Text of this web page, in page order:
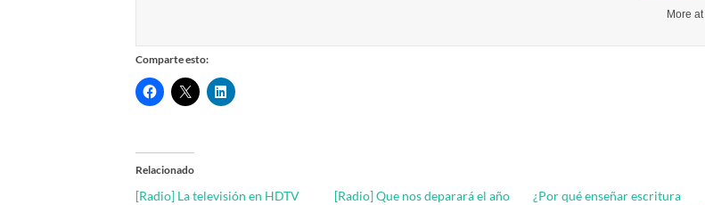
More at
Comparte esto:
Relacionado
[Radio] La televisión en HDTV
[Radio] Que nos deparará el año
¿Por qué enseñar escritura